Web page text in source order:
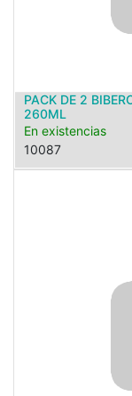
PACK DE 2
260ML
En existencias
10087